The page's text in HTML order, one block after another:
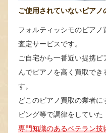
ご使用されていないピアノ
フォルティッシモのピアノ
査定サービスです。
ご自宅から一番近い提携
んでピアノを高く買取でき
す。
どこのピアノ買取の業者
ビング等で調律をしていた
専門知識のあるベテラン技